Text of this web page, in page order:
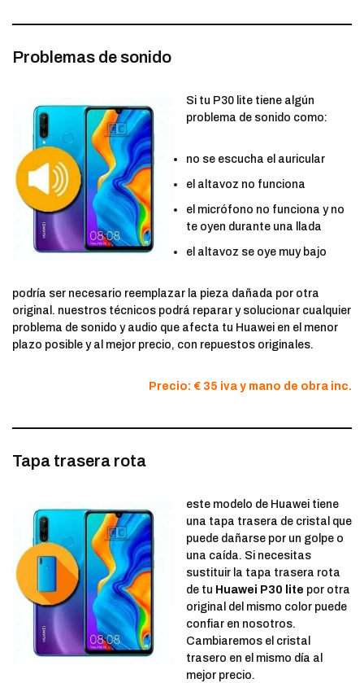
Problemas de sonido
Si tu P30 lite tiene algún
problema de sonido como:
no se escucha el auricular
el altavoz no funciona
el micrófono no funciona y no
te oyen durante una llada
el altavoz se oye muy bajo
podría ser necesario reemplazar la pieza dañada por otra
original. nuestros técnicos podrá reparar y solucionar cualquier
problema de sonido y audio que afecta tu Huawei en el menor
plazo posible y al mejor precio, con repuestos originales.
Precio: € 35 iva y mano de obra inc.
Tapa trasera rota
este modelo de Huawei tiene
una tapa trasera de cristal que
puede dañarse por un golpe o
una caída. Si necesitas
sustituir la tapa trasera rota
de tu Huawei P30 lite por otra
original del mismo color puede
confiar en nosotros.
Cambiaremos el cristal
trasero en el mismo día al
mejor precio.